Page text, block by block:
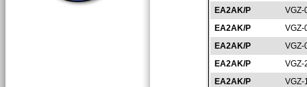
EA2AK/P
VGZ-
EA2AK/P
VGZ-
EA2AK/P
VGZ-
EA2AK/P
VGZ-
EA2AK/P
VGZ-